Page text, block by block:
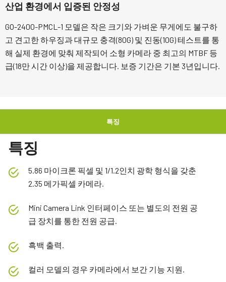
산업 환경에서 입증된 안정성
GO-2400-PMCL-1 모델은 작은 크기와 가벼운 무게에도 불구하
고 견고한 하우징과 대규모 충격(80G) 및 진동(10G) 테스트를 통
해 실제 환경에 맞춰 제작되어 소형 카메라 중 최고의 MTBF 등
급(18만 시간 이상)을 제공합니다. 보증 기간은 기본 3년입니다.
특징
특징
5.86 마이크론 픽셀 및 1/1.2인치 광학 형식을 갖춘
2.35 메가픽셀 카메라.
Mini Camera Link 인터페이스 또는 별도의 전원 공
급 장치를 통한 전원 공급.
흑백 출력.
컬러 모델의 경우 카메라에서 보간 기능 지원.